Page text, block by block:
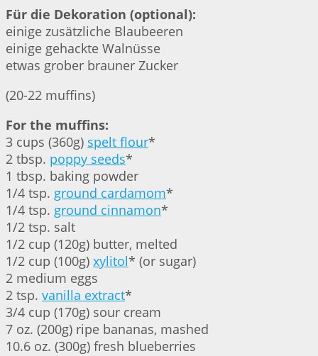
Für die Dekoration (optional):
einige zusätzliche Blaubeeren
einige gehackte Walnüsse
etwas grober brauner Zucker
(20-22 muffins)
For the muffins:
3 cups (360g) spelt flour*
2 tbsp. poppy seeds*
1 tbsp. baking powder
1/4 tsp. ground cardamom*
1/4 tsp. ground cinnamon*
1/2 tsp. salt
1/2 cup (120g) butter, melted
1/2 cup (100g) xylitol* (or sugar)
2 medium eggs
2 tsp. vanilla extract*
3/4 cup (170g) sour cream
7 oz. (200g) ripe bananas, mashed
10.6 oz. (300g) fresh blueberries